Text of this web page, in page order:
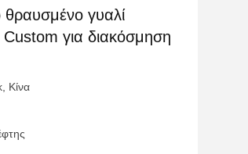
θραυσμένο γυαλί
για διακόσμηση
Κίνα